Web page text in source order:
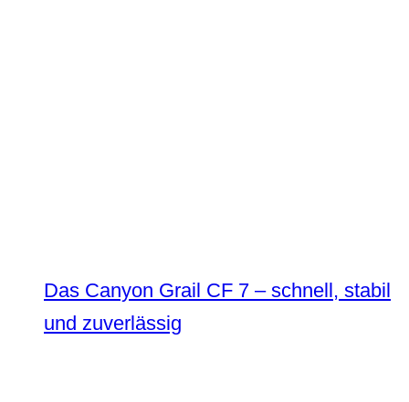
Das Canyon Grail CF 7 – schnell, stabil
und zuverlässig